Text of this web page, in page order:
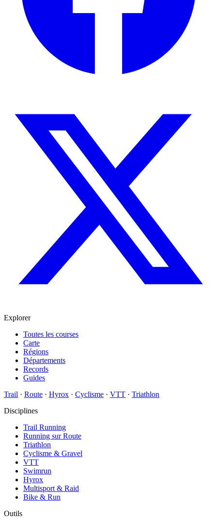
Explorer
Toutes les courses
Carte
Régions
Départements
Records
Guides
Trail · Route · Hyrox · Cyclisme · VTT · Triathlon
Disciplines
Trail Running
Running sur Route
Triathlon
Cyclisme & Gravel
VTT
Swimrun
Hyrox
Multisport & Raid
Bike & Run
Outils